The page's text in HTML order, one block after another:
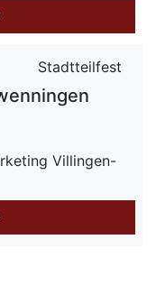
Stadtteilfest
Villingen-